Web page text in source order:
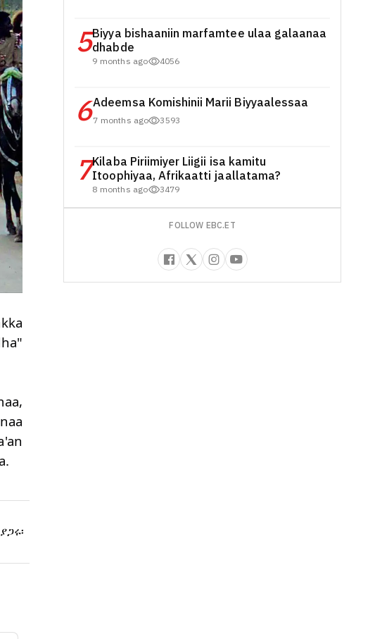
ያጋሩ፡
5Biyya bishaaniin marfamtee ulaa galaanaa
dhabde
9 months ago 4056
6Adeemsa Komishinii Marii Biyyaalessaa
7 months ago 3593
7Kilaba Piriimiyer Liigii isa kamitu
Itoophiyaa, Afrikaatti jaallatama?
8 months ago 3479
FOLLOW EBC.ET